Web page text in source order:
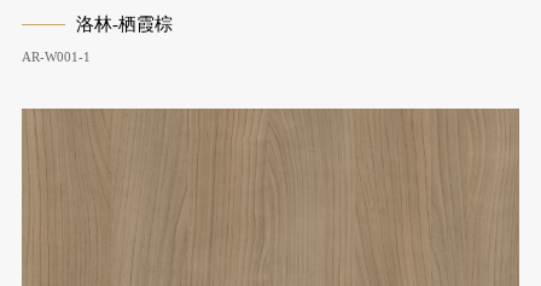
洛林-栖霞棕
AR-W001-1